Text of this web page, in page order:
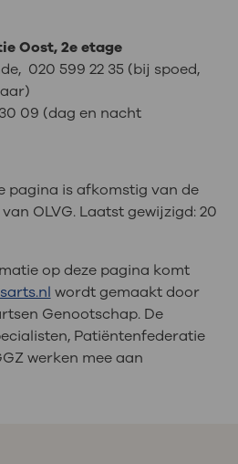
Oost, 2e etage
020 599 22 35 (bij spoed,
09 (dag en nacht
pagina is afkomstig van de
OLVG. Laatst gewijzigd:20
op deze pagina komt
wordt gemaakt door
Genootschap. De
Patiëntenfederatie
werken mee aan